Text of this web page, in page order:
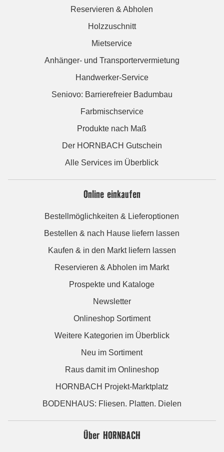
Reservieren & Abholen
Holzzuschnitt
Mietservice
Anhänger- und Transportervermietung
Handwerker-Service
Seniovo: Barrierefreier Badumbau
Farbmischservice
Produkte nach Maß
Der HORNBACH Gutschein
Alle Services im Überblick
Online einkaufen
Bestellmöglichkeiten & Lieferoptionen
Bestellen & nach Hause liefern lassen
Kaufen & in den Markt liefern lassen
Reservieren & Abholen im Markt
Prospekte und Kataloge
Newsletter
Onlineshop Sortiment
Weitere Kategorien im Überblick
Neu im Sortiment
Raus damit im Onlineshop
HORNBACH Projekt-Marktplatz
BODENHAUS: Fliesen. Platten. Dielen
Über HORNBACH